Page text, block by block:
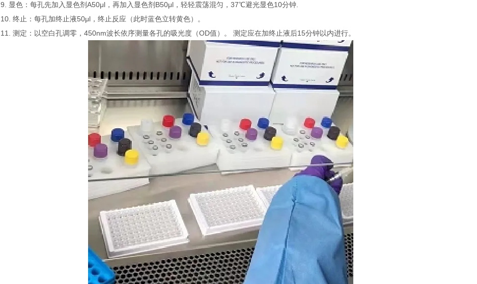
9. 显色：每孔先加入显色剂A50μl，再加入显色剂B50μl，轻轻震荡混匀，37℃避光显色10分钟.
10. 终止：每孔加终止液50μl，终止反应（此时蓝色立转黄色）。
11. 测定：以空白孔调零，450nm波长依序测量各孔的吸光度（OD值）。 测定应在加终止液后15分钟以内进行。